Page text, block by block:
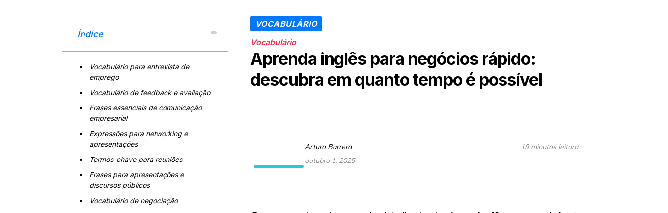
Índice
Vocabulário para entrevista de
emprego
Vocabulário de feedback e avaliação
Frases essenciais de comunicação
empresarial
Expressões para networking e
apresentações
Termos-chave para reuniões
Frases para apresentações e
discursos públicos
Vocabulário de negociação
VOCABULÁRIO
Vocabulário
Aprenda inglês para negócios rápido:
descubra em quanto tempo é possível
Arturo Barrera
outubro 1, 2025
19 minutos leitura